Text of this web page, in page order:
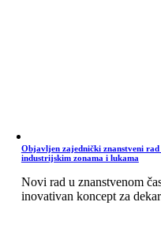
Objavljen zajednički znanstveni
industrijskim zonama i lukama
Novi rad u znanstvenom
inovativan koncept za